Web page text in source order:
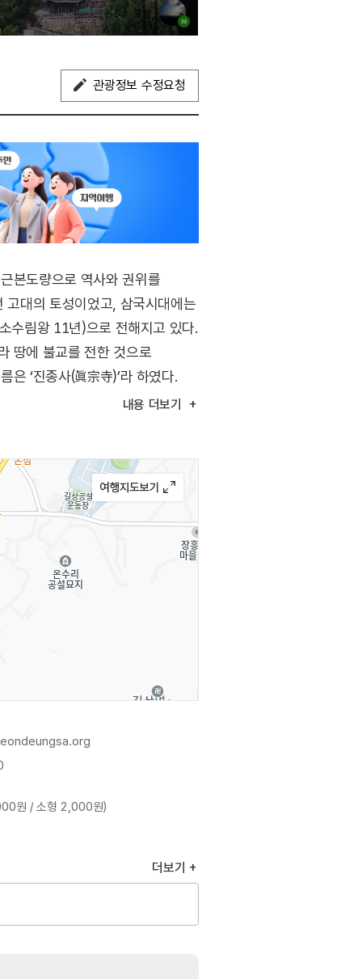
관광정보 수정요청
본도량으로 역사와 권위를
고대의 토성이었고, 삼국시대에는
수림왕 11년)으로 전해지고 있다.
땅에 불교를 전한 것으로
‘진종사(眞宗寺)’라 하였다.
왕비인 정화궁주가 진종사에
내에 있다. 또, 동문 쪽에는
사에 쳐들어온 프랑스군을
이다. 체험 프로그램으로는
국의 불교문화를 체험할 수
진행되고, 휴식형은 말 그대로
내용 더보기
원 / 소형 2,000원)
더보기